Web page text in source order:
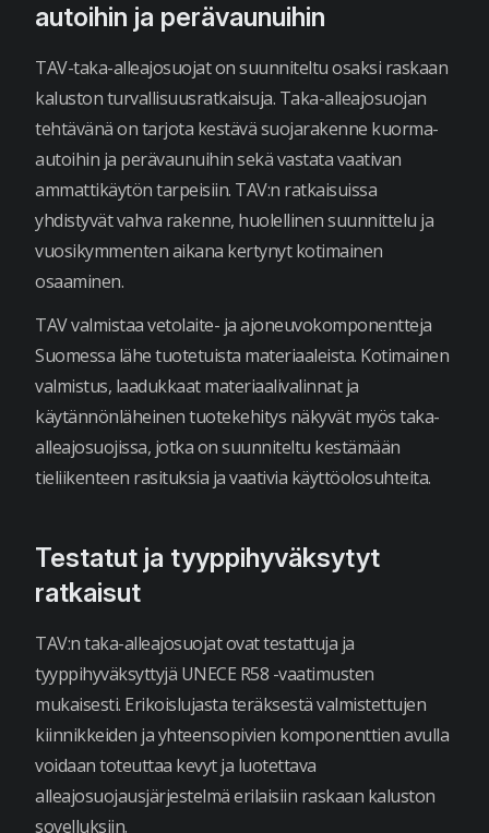
autoihin ja perävaunuihin
TAV-taka-alleajosuojat on suunniteltu osaksi raskaan
kaluston turvallisuusratkaisuja. Taka-alleajosuojan
tehtävänä on tarjota kestävä suojarakenne kuorma-
autoihin ja perävaunuihin sekä vastata vaativan
ammattikäytön tarpeisiin. TAV:n ratkaisuissa
yhdistyvät vahva rakenne, huolellinen suunnittelu ja
vuosikymmenten aikana kertynyt kotimainen
osaaminen.
TAV valmistaa vetolaite- ja ajoneuvokomponentteja
Suomessa lähe tuotetuista materiaaleista. Kotimainen
valmistus, laadukkaat materiaalivalinnat ja
käytännönläheinen tuotekehitys näkyvät myös taka-
alleajosuojissa, jotka on suunniteltu kestämään
tieliikenteen rasituksia ja vaativia käyttöolosuhteita.
Testatut ja tyyppihyväksytyt
ratkaisut
TAV:n taka-alleajosuojat ovat testattuja ja
tyyppihyväksyttyjä UNECE R58 -vaatimusten
mukaisesti. Erikoislujasta teräksestä valmistettujen
kiinnikkeiden ja yhteensopivien komponenttien avulla
voidaan toteuttaa kevyt ja luotettava
alleajosuojausjärjestelmä erilaisiin raskaan kaluston
sovelluksiin.